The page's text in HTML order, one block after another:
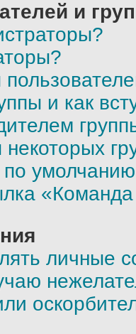
и
и как
по
личные